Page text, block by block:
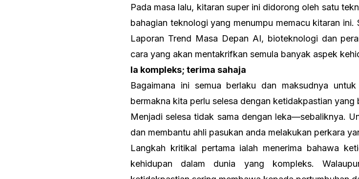
Pada masa lalu, kitaran super ini didorong oleh satu
bahagian teknologi yang menumpu memacu kitaran
Laporan Trend Masa Depan AI, bioteknologi dan
cara yang akan mentakrifkan semula banyak aspek
Ia kompleks; terima sahaja
Bagaimana ini semua berlaku dan maksudnya
bermakna kita perlu selesa dengan ketidakpastian yang
Menjadi selesa tidak sama dengan leka—sebaliknya.
dan membantu ahli pasukan anda melakukan perkara
Langkah kritikal pertama ialah menerima bahawa
kehidupan dalam dunia yang kompleks.